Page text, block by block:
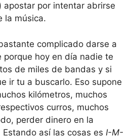
apostar por intentar abrirse
la música.
complicado darse a
porque hoy en día nadie te
de miles de bandas y si
ir tu a buscarlo. Eso supone
kilómetros, muchos
curros, muchos
perder dinero en la
así las cosas es I-M-